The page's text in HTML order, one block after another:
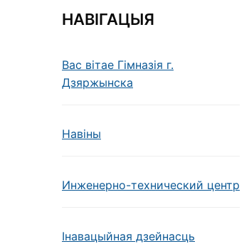
НАВІГАЦЫЯ
Вас вітае Гімназія г.
Дзяржынска
Навiны
Инженерно-технический центр
Інавацыйная дзейнасць